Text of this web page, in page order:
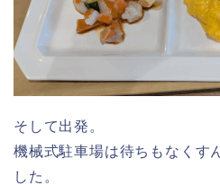
そして出発。
機械式駐車場は待ちもなくす
した。